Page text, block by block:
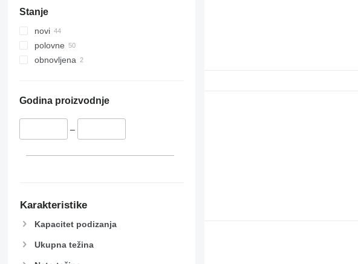
Stanje
novi
polovne
obnovljena
Godina proizvodnje
–
Karakteristike
Kapacitet podizanja
Ukupna težina